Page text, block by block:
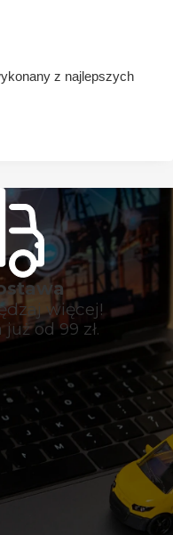
z najlepszych
więcej!
od 99 zł.